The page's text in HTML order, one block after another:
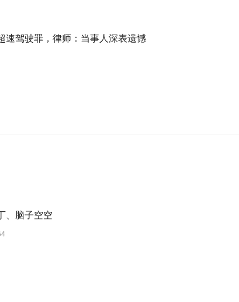
速驾驶罪，律师：当事人深表遗憾
、脑子空空